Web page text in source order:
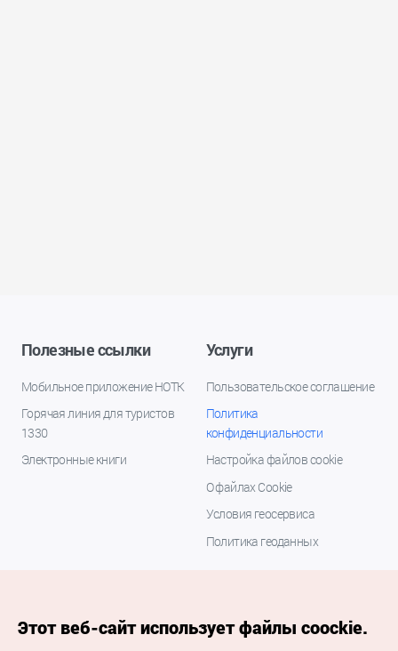
Полезные ссылки
Мобильное приложение НОТК
Горячая линия для туристов
1330
Электронные книги
Услуги
Пользовательское соглашение
Политика
конфиденциальности
Настройка файлов cookie
О файлах Cookie
Условия геосервиса
Политика геоданных
Этот веб-сайт использует файлы coockie.